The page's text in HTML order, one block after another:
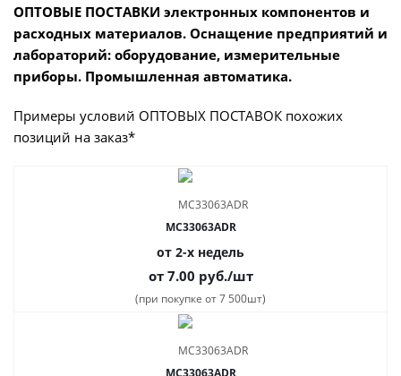
ОПТОВЫЕ ПОСТАВКИ электронных компонентов и
расходных материалов. Оснащение предприятий и
лабораторий: оборудование, измерительные
приборы. Промышленная автоматика.
Примеры условий ОПТОВЫХ ПОСТАВОК похожих
позиций на заказ*
MC33063ADR
от 2-х недель
от 7.00 руб./шт
(при покупке от 7 500шт)
MC33063ADR